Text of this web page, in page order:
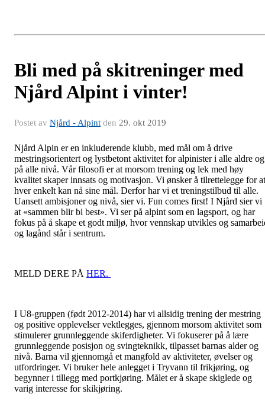
Bli med på skitreninger med
Njård Alpint i vinter!
Postet av Njård - Alpint den 29. okt 2019
Njård Alpin er en inkluderende klubb, med mål om å drive
mestringsorientert og lystbetont aktivitet for alpinister i alle aldre og
på alle nivå. Vår filosofi er at morsom trening og lek med høy
kvalitet skaper innsats og motivasjon. Vi ønsker å tilrettelegge for at
hver enkelt kan nå sine mål. Derfor har vi et treningstilbud til alle.
Uansett ambisjoner og nivå, sier vi. Fun comes first! I Njård sier vi
at «sammen blir bi best». Vi ser på alpint som en lagsport, og har
fokus på å skape et godt miljø, hvor vennskap utvikles og
og lagånd står i sentrum.
MELD DERE PÅ HER.
I U8-gruppen (født 2012-2014) har vi allsidig trening der mestring
og positive opplevelser vektlegges, gjennom morsom aktivitet som
stimulerer grunnleggende skiferdigheter. Vi fokuserer på å lære
grunnleggende posisjon og svingteknikk, tilpasset barnas alder og
nivå. Barna vil gjennomgå et mangfold av aktiviteter, øvelser og
utfordringer. Vi bruker hele anlegget i Tryvann til frikjøring, og
begynner i tillegg med portkjøring. Målet er å skape skiglede og
varig interesse for skikjøring.